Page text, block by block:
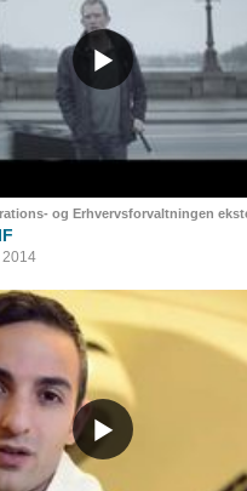
og Erhvervsforvaltningen